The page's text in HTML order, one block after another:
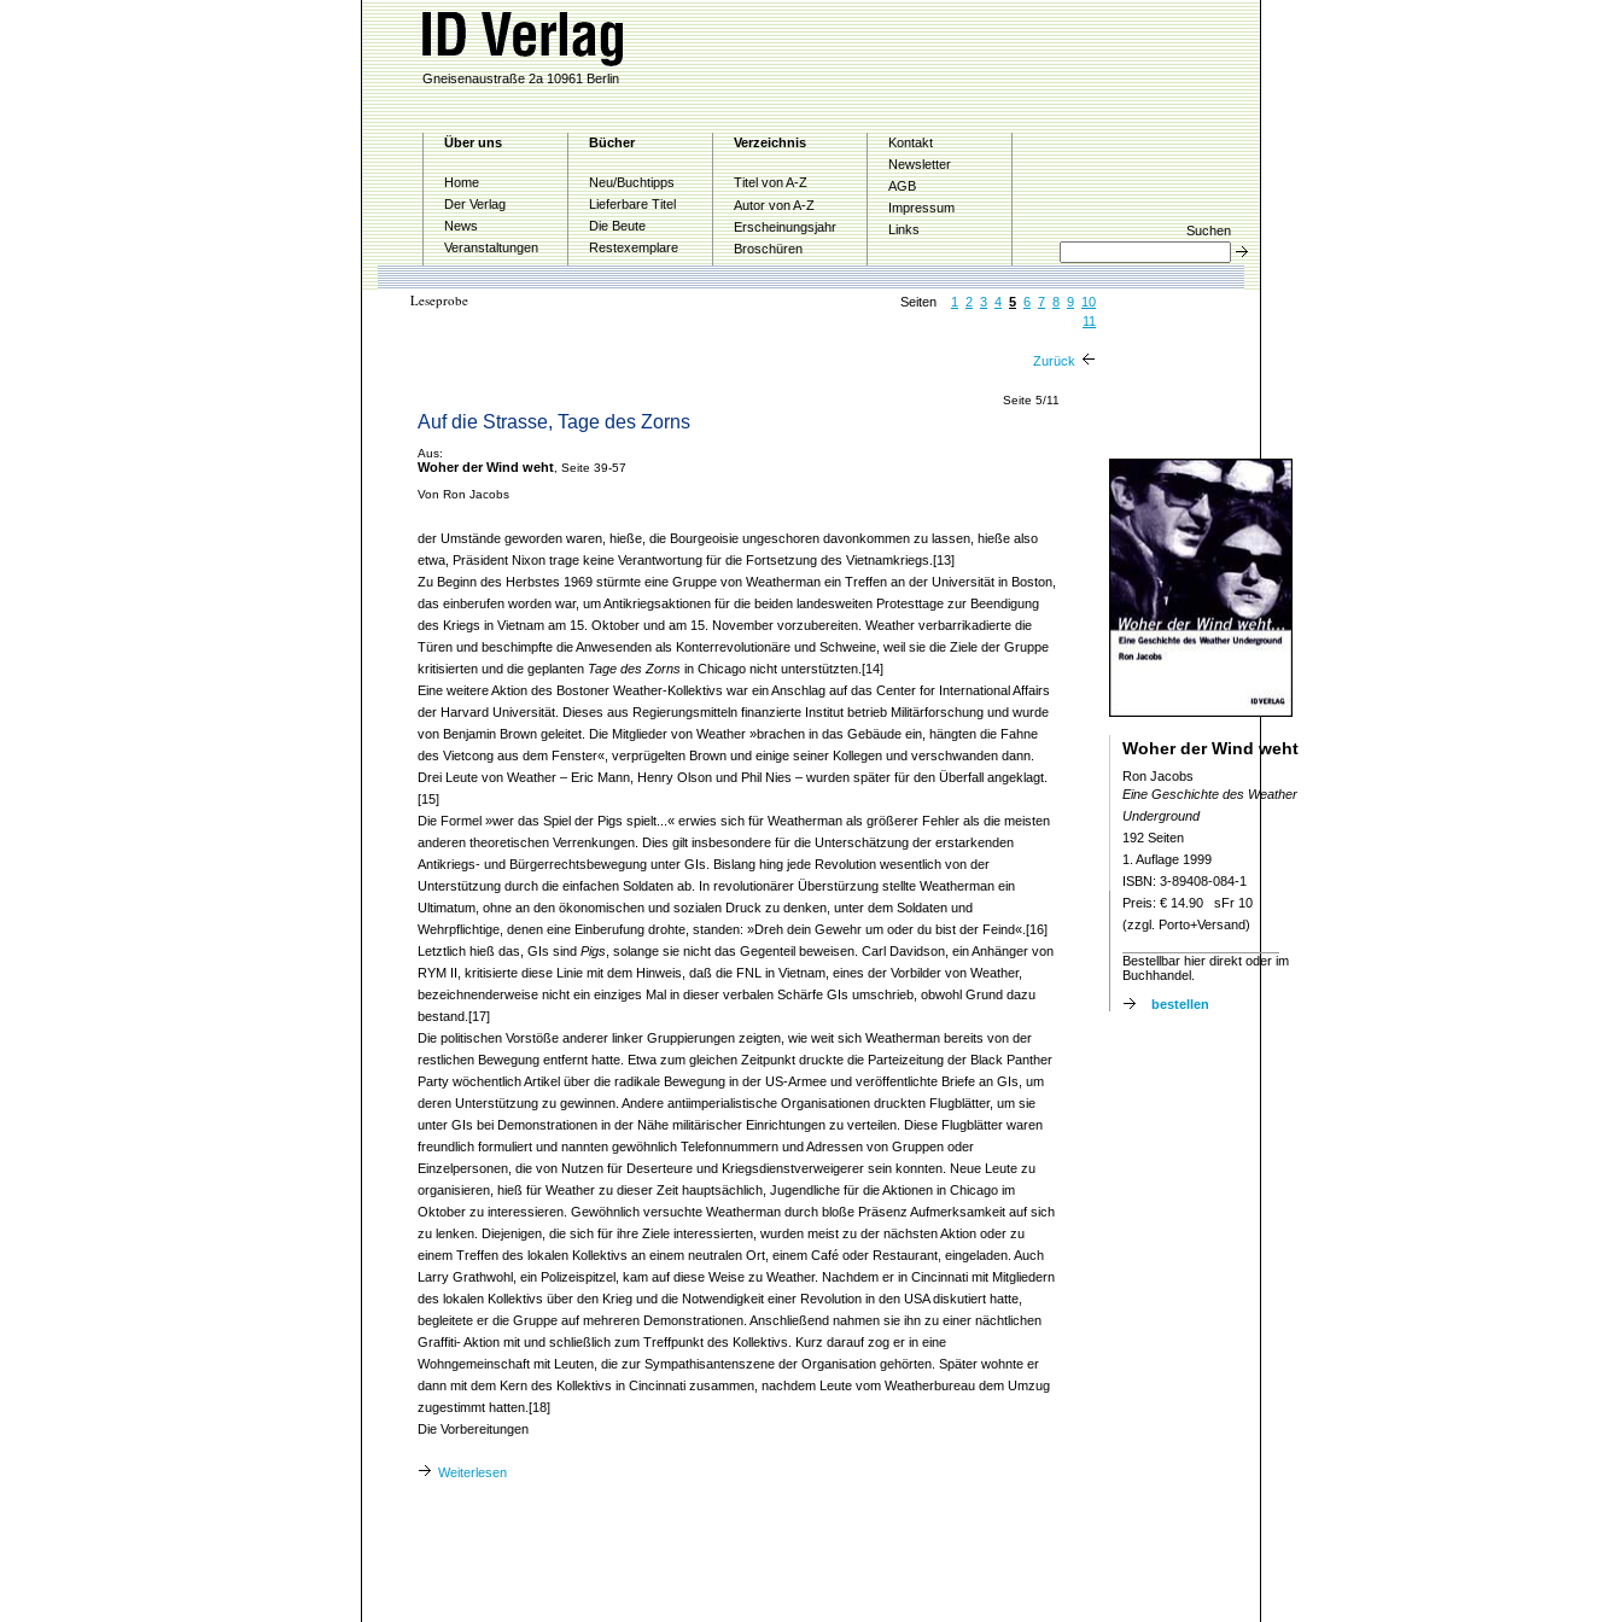
Gneisenaustraße 2a 10961 Berlin
Über uns
Home
Der Verlag
News
Veranstaltungen
Bücher
Neu/Buchtipps
Lieferbare Titel
Die Beute
Restexemplare
Verzeichnis
Titel von A-Z
Autor von A-Z
Erscheinungsjahr
Broschüren
Kontakt
Newsletter
AGB
Impressum
Links
Suchen
Leseprobe Seiten 1 2 3 4 5 6 7 8 9 10
11
Zurück
Seite 5/11
Auf die Strasse, Tage des Zorns
Aus:
Woher der Wind weht , Seite 39-57
Von Ron Jacobs
der Umstände geworden waren, hieße, die Bourgeoisie ungeschoren davonkommen zu lassen, hieße also
etwa, Präsident Nixon trage keine Verantwortung für die Fortsetzung des Vietnamkriegs.[13]
Zu Beginn des Herbstes 1969 stürmte eine Gruppe von Weatherman ein Treffen an der Universität in Boston,
das einberufen worden war, um Antikriegsaktionen für die beiden landesweiten Protesttage zur Beendigung
des Kriegs in Vietnam am 15. Oktober und am 15. November vorzubereiten. Weather verbarrikadierte die
Türen und beschimpfte die Anwesenden als Konterrevolutionäre und Schweine, weil sie die Ziele der Gruppe
kritisierten und die geplanten Tage des Zorns in Chicago nicht unterstützten.[14]
Eine weitere Aktion des Bostoner Weather-Kollektivs war ein Anschlag auf das Center for International Affairs
der Harvard Universität. Dieses aus Regierungsmitteln finanzierte Institut betrieb Militärforschung und wurde
von Benjamin Brown geleitet. Die Mitglieder von Weather »brachen in das Gebäude ein, hängten die Fahne
des Vietcong aus dem Fenster«, verprügelten Brown und einige seiner Kollegen und verschwanden dann.
Drei Leute von Weather – Eric Mann, Henry Olson und Phil Nies – wurden später für den Überfall angeklagt.
[15]
Die Formel »wer das Spiel der Pigs spielt...« erwies sich für Weatherman als größerer Fehler als die meisten
anderen theoretischen Verrenkungen. Dies gilt insbesondere für die Unterschätzung der erstarkenden
Antikriegs- und Bürgerrechtsbewegung unter GIs. Bislang hing jede Revolution wesentlich von der
Unterstützung durch die einfachen Soldaten ab. In revolutionärer Überstürzung stellte Weatherman ein
Ultimatum, ohne an den ökonomischen und sozialen Druck zu denken, unter dem Soldaten und
Wehrpflichtige, denen eine Einberufung drohte, standen: »Dreh dein Gewehr um oder du bist der Feind«.[16]
Letztlich hieß das, GIs sind Pigs , solange sie nicht das Gegenteil beweisen. Carl Davidson, ein Anhänger von
RYM II, kritisierte diese Linie mit dem Hinweis, daß die FNL in Vietnam, eines der Vorbilder von Weather,
bezeichnenderweise nicht ein einziges Mal in dieser verbalen Schärfe GIs umschrieb, obwohl Grund dazu
bestand.[17]
Die politischen Vorstöße anderer linker Gruppierungen zeigten, wie weit sich Weatherman bereits von der
restlichen Bewegung entfernt hatte. Etwa zum gleichen Zeitpunkt druckte die Parteizeitung der Black Panther
Party wöchentlich Artikel über die radikale Bewegung in der US-Armee und veröffentlichte Briefe an GIs, um
deren Unterstützung zu gewinnen. Andere antiimperialistische Organisationen druckten Flugblätter, um sie
unter GIs bei Demonstrationen in der Nähe militärischer Einrichtungen zu verteilen. Diese Flugblätter waren
freundlich formuliert und nannten gewöhnlich Telefonnummern und Adressen von Gruppen oder
Einzelpersonen, die von Nutzen für Deserteure und Kriegsdienstverweigerer sein konnten. Neue Leute zu
organisieren, hieß für Weather zu dieser Zeit hauptsächlich, Jugendliche für die Aktionen in Chicago im
Oktober zu interessieren. Gewöhnlich versuchte Weatherman durch bloße Präsenz Aufmerksamkeit auf sich
zu lenken. Diejenigen, die sich für ihre Ziele interessierten, wurden meist zu der nächsten Aktion oder zu
einem Treffen des lokalen Kollektivs an einem neutralen Ort, einem Café oder Restaurant, eingeladen. Auch
Larry Grathwohl, ein Polizeispitzel, kam auf diese Weise zu Weather. Nachdem er in Cincinnati mit Mitgliedern
des lokalen Kollektivs über den Krieg und die Notwendigkeit einer Revolution in den USA diskutiert hatte,
begleitete er die Gruppe auf mehreren Demonstrationen. Anschließend nahmen sie ihn zu einer nächtlichen
Graffiti- Aktion mit und schließlich zum Treffpunkt des Kollektivs. Kurz darauf zog er in eine
Wohngemeinschaft mit Leuten, die zur Sympathisantenszene der Organisation gehörten. Später wohnte er
dann mit dem Kern des Kollektivs in Cincinnati zusammen, nachdem Leute vom Weatherbureau dem Umzug
zugestimmt hatten.[18]
Die Vorbereitungen
Weiterlesen
Woher der Wind weht
Ron Jacobs
Eine Geschichte des Weather
Underground
192 Seiten
1. Auflage 1999
ISBN: 3-89408-084-1
Preis: € 14.90 sFr 10
(zzgl. Porto+Versand)
Bestellbar hier direkt oder im
Buchhandel.
bestellen